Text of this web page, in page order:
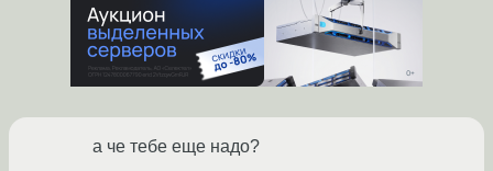
а че тебе еще надо?